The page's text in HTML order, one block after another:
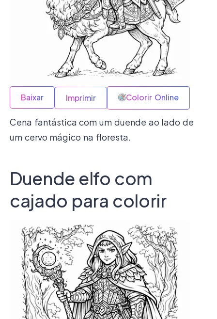
Baixar Imprimir Colorir Online
Cena fantástica com um duende ao lado de
um cervo mágico na floresta.
Duende elfo com
cajado para colorir